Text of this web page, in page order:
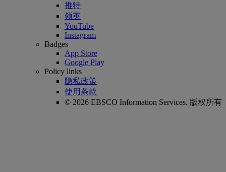
推特
领英
YouTube
Instagram
Badges
App Store
Google Play
Policy links
隐私政策
使用条款
© 2026 EBSCO Information Services. 版权所有